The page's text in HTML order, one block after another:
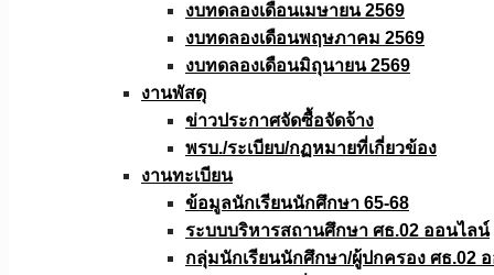
งบทดลองเดือนเมษายน 2569
งบทดลองเดือนพฤษภาคม 2569
งบทดลองเดือนมิถุนายน 2569
งานพัสดุ
ข่าวประกาศจัดซื้อจัดจ้าง
พรบ./ระเบียบ/กฏหมายที่เกี่ยวข้อง
งานทะเบียน
ข้อมูลนักเรียนนักศึกษา 65-68
ระบบบริหารสถานศึกษา ศธ.02 ออนไลน์
กลุ่มนักเรียนนักศึกษา/ผู้ปกครอง ศธ.02